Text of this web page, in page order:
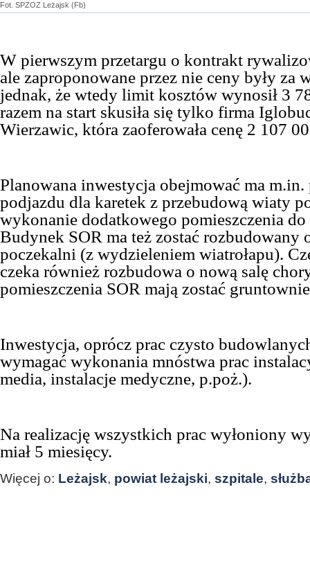
Fot. SPZOZ Leżajsk (Fb)
W pierwszym przetargu o kontrakt
ale zaproponowane przez nie ceny były za
jednak, że wtedy limit kosztów wynosił 3
razem na start skusiła się tylko firma
Wierzawic, która zaoferowała cenę 2 107
Planowana inwestycja obejmować ma m.in.
podjazdu dla karetek z przebudową wiaty
wykonanie dodatkowego pomieszczenia
Budynek SOR ma też zostać rozbudowany
poczekalni (z wydzieleniem wiatrołapu).
czeka również rozbudowa o nową salę
pomieszczenia SOR mają zostać
Inwestycja, oprócz prac czysto
wymagać wykonania mnóstwa prac
media, instalacje medyczne, p.poż.).
Na realizację wszystkich prac wyłoniony
miał 5 miesięcy.
Więcej o: Leżajsk, powiat leżajski, szpitale,